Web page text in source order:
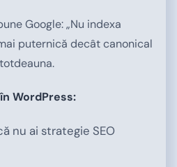
Google: „Nu indexa
puternică decât canonical
WordPress:
nu ai strategie SEO